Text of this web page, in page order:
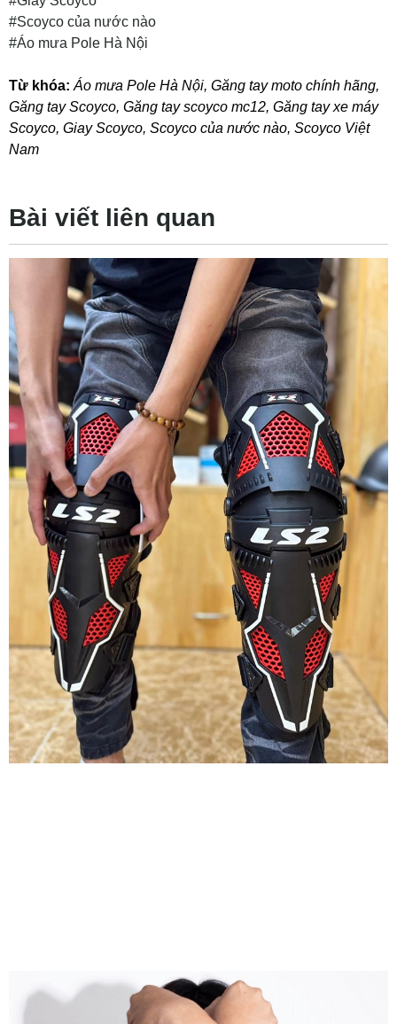
#Scoyco của nước nào
#Áo mưa Pole Hà Nội
Từ khóa: Áo mưa Pole Hà Nội, Găng tay moto chính hãng,
Găng tay Scoyco, Găng tay scoyco mc12, Găng tay xe máy
Scoyco, Giay Scoyco, Scoyco của nước nào, Scoyco Việt
Nam
Bài viết liên quan